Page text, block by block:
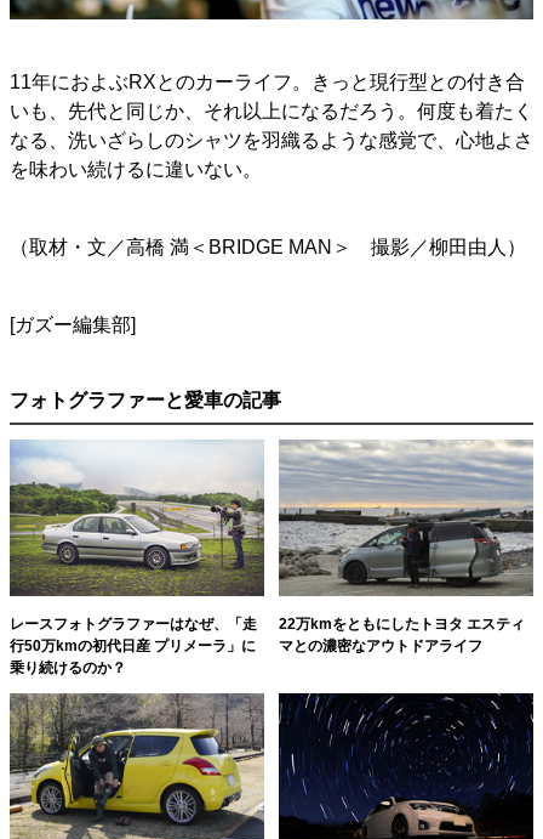
11年におよぶRXとのカーライフ。きっと現行型との付き合
いも、先代と同じか、それ以上になるだろう。何度も着たく
なる、洗いざらしのシャツを羽織るような感覚で、心地よさ
を味わい続けるに違いない。
（取材・文／高橋 満＜BRIDGE MAN＞ 撮影／柳田由人）
[ガズー編集部]
フォトグラファーと愛車の記事
レースフォトグラファーはなぜ、「走
行50万kmの初代日産 プリメーラ」に
乗り続けるのか？
22万kmをともにしたトヨタ エスティ
マとの濃密なアウトドアライフ